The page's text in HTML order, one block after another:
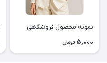
نمونه محصول فروشگاهی
5,000 تومان